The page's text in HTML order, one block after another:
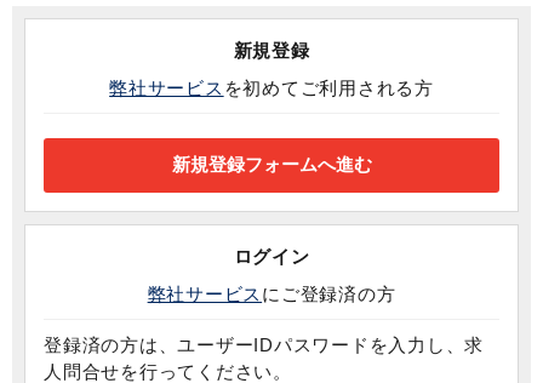
新規登録
弊社サービス を初めてご利用される方
ログイン
弊社サービス にご登録済の方
登録済の方は、ユーザーIDパスワードを入力し、求
人問合せを行ってください。